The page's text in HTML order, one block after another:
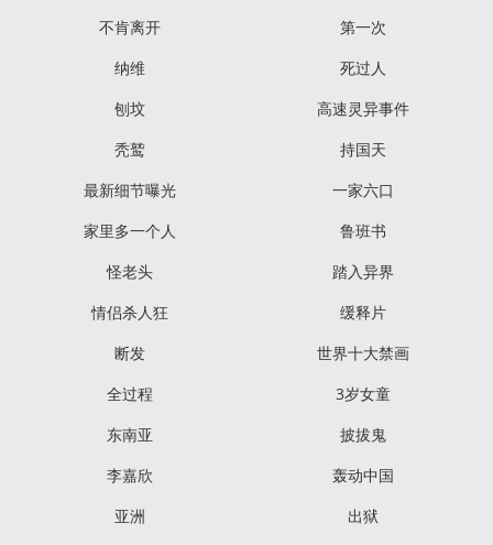
不肯离开
第一次
纳维
死过人
刨坟
高速灵异事件
秃鹫
持国天
最新细节曝光
一家六口
家里多一个人
鲁班书
怪老头
踏入异界
情侣杀人狂
缓释片
断发
世界十大禁画
全过程
3岁女童
东南亚
披拔鬼
李嘉欣
轰动中国
亚洲
出狱